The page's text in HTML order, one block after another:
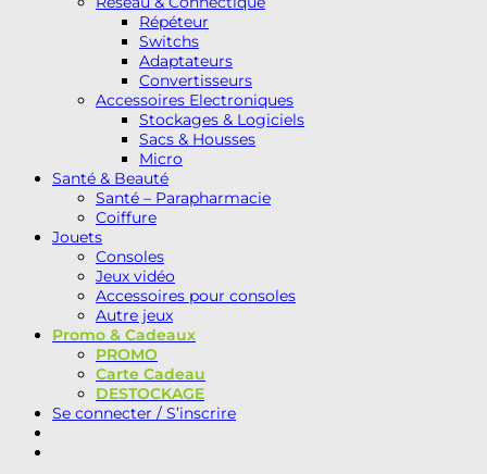
Répéteur
Switchs
Adaptateurs
Convertisseurs
Accessoires Electroniques
Stockages & Logiciels
Sacs & Housses
Micro
Santé & Beauté
Santé – Parapharmacie
Coiffure
Jouets
Consoles
Jeux vidéo
Accessoires pour consoles
Autre jeux
Promo & Cadeaux
PROMO
Carte Cadeau
DESTOCKAGE
Se connecter / S’inscrire